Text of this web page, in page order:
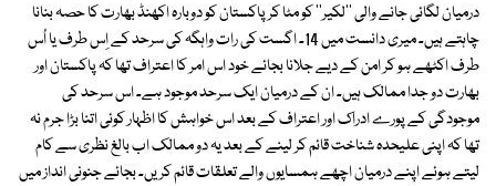
درمیان لگائی جانے والی ''لکیر'' کو مٹا کر پاکستان کو دوبارہ اکھنڈ بھارت کا حصہ بنانا
چاہتے ہیں۔ میری دانست میں 14۔ اگست کی رات واہگہ کی سرحد کے اِس طرف یا اُس
طرف اکٹھے ہو کر امن کے دیے جلانا بجائے خود اس امر کا اعتراف تھا کہ پاکستان اور
بھارت دو جدا ممالک ہیں۔ ان کے درمیان ایک سرحد موجود ہے۔ اس سرحد کی
موجودگی کے پورے ادراک اور اعتراف کے بعد اس خواہش کا اظہار کوئی اتنا بڑا جرم نہ
تھا کہ اپنی علیحدہ شناخت قائم کر لینے کے بعد یہ دو ممالک اب بالغ نظری سے کام
لیتے ہوئے اپنے درمیان اچھے ہمسایوں والے تعلقات قائم کریں۔ بجائے جنونی انداز میں